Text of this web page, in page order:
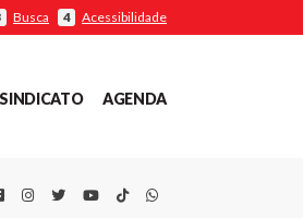
Busca 4 Acessibilidade
AGENDA
FacebookInstagram
TwitterYoutube
TikTokWhatsapp